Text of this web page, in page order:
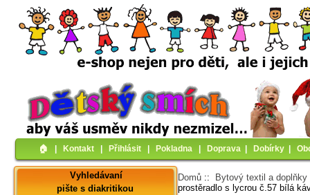
🏠︎ Kontakt Přihlásit Pokladna Doprava Dobírky
Vyhledávaní
pište s diakritikou
Domů :: Bytový textil a doplňky
prostěradlo s lycrou č.57 bílá